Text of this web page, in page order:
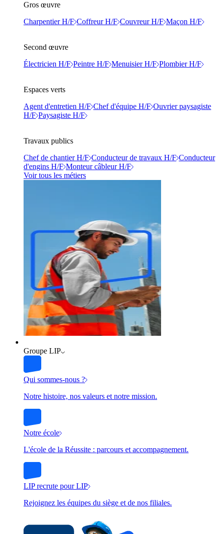
Gros œuvre
Charpentier H/F Coffreur H/F Couvreur H/F Maçon H/F
Second œuvre
Électricien H/F Peintre H/F Menuisier H/F Plombier H/F
Espaces verts
Agent d'entretien H/F Chef d'équipe H/F Ouvrier paysagiste
H/F Paysagiste H/F
Travaux publics
Chef de chantier H/F Conducteur de travaux H/F Conducteur
d'engins H/F Monteur câbleur H/F
Voir tous les métiers
Groupe LIP
Qui sommes-nous ?
Notre histoire, nos valeurs et notre mission.
Notre école
L'école de la Réussite : parcours et accompagnement.
LIP recrute pour LIP
Rejoignez les équipes du siège et de nos filiales.